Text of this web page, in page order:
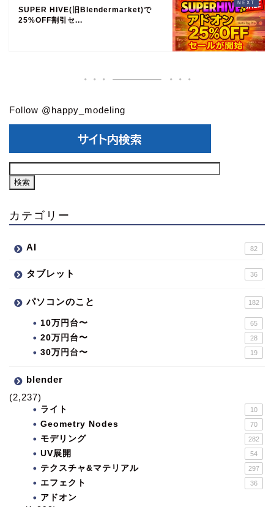
SUPER HIVE(旧Blendermarket)で
25%OFF割引セ...
Follow @happy_modeling
カテゴリー
AI 82
タブレット 36
パソコンのこと 182
10万円台〜 65
20万円台〜 28
30万円台〜 19
blender
(2,237)
ライト 10
Geometry Nodes 70
モデリング 282
UV展開 54
テクスチャ&マテリアル 297
エフェクト 36
アドオン